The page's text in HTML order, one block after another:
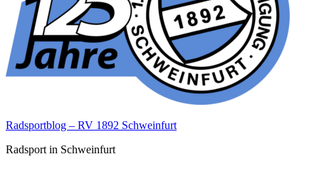
Radsportblog – RV 1892 Schweinfurt
Radsport in Schweinfurt